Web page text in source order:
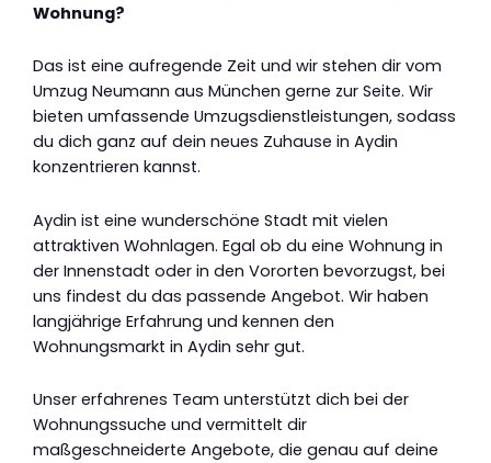
Wohnung?
Das ist eine aufregende Zeit und wir stehen dir vom
Umzug Neumann aus München gerne zur Seite. Wir
bieten umfassende Umzugsdienstleistungen, sodass
du dich ganz auf dein neues Zuhause in Aydin
konzentrieren kannst.
Aydin ist eine wunderschöne Stadt mit vielen
attraktiven Wohnlagen. Egal ob du eine Wohnung in
der Innenstadt oder in den Vororten bevorzugst, bei
uns findest du das passende Angebot. Wir haben
langjährige Erfahrung und kennen den
Wohnungsmarkt in Aydin sehr gut.
Unser erfahrenes Team unterstützt dich bei der
Wohnungssuche und vermittelt dir
maßgeschneiderte Angebote, die genau auf deine